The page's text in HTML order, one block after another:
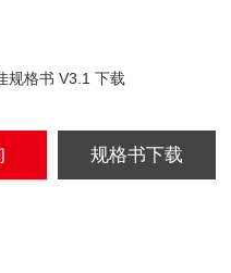
规格书 V3.1 下载
规格书下载